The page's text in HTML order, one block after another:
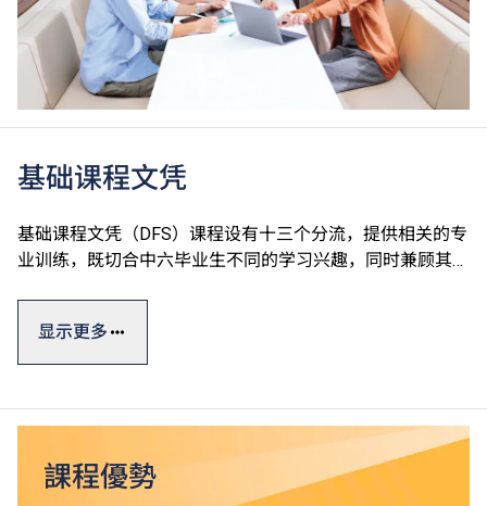
基础课程文凭
基础课程文凭（DFS）课程设有十三个分流，提供相关的专
业训练，既切合中六毕业生不同的学习兴趣，同时兼顾其升
讯科技学院（HKIIT）及青年学院（YC）开办，全属政府资
助。
基础课程文凭一般修读期为一年，设计强调专业及通用技能
毕业生可直升VTC高级文凭课程，并有机会获豁免修读部分
显示更多
課程優勢